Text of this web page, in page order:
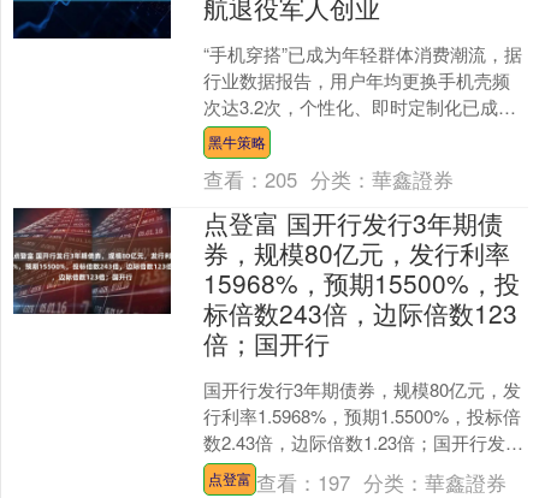
“手机穿搭”已成为年轻群体消费潮流，据
行业数据报告，用户年均更换手机壳频
次达3.2次，个性化、即时定制化已成为
行业主流趋势。全球手机壳市场规模已
超175亿美元，....
黑牛策略
查看：205 分类：華鑫證券
点登富 国开行发行3年期债
券，规模80亿元，发行利率
15968%，预期15500%，投
标倍数243倍，边际倍数123
倍；国开行
国开行发行3年期债券，规模80亿元，发
行利率1.5968%，预期1.5500%，投标倍
数2.43倍，边际倍数1.23倍；国开行发行
7年期债券，规模20亿元，发行....
点登富 查看： 197 分类：華鑫證券